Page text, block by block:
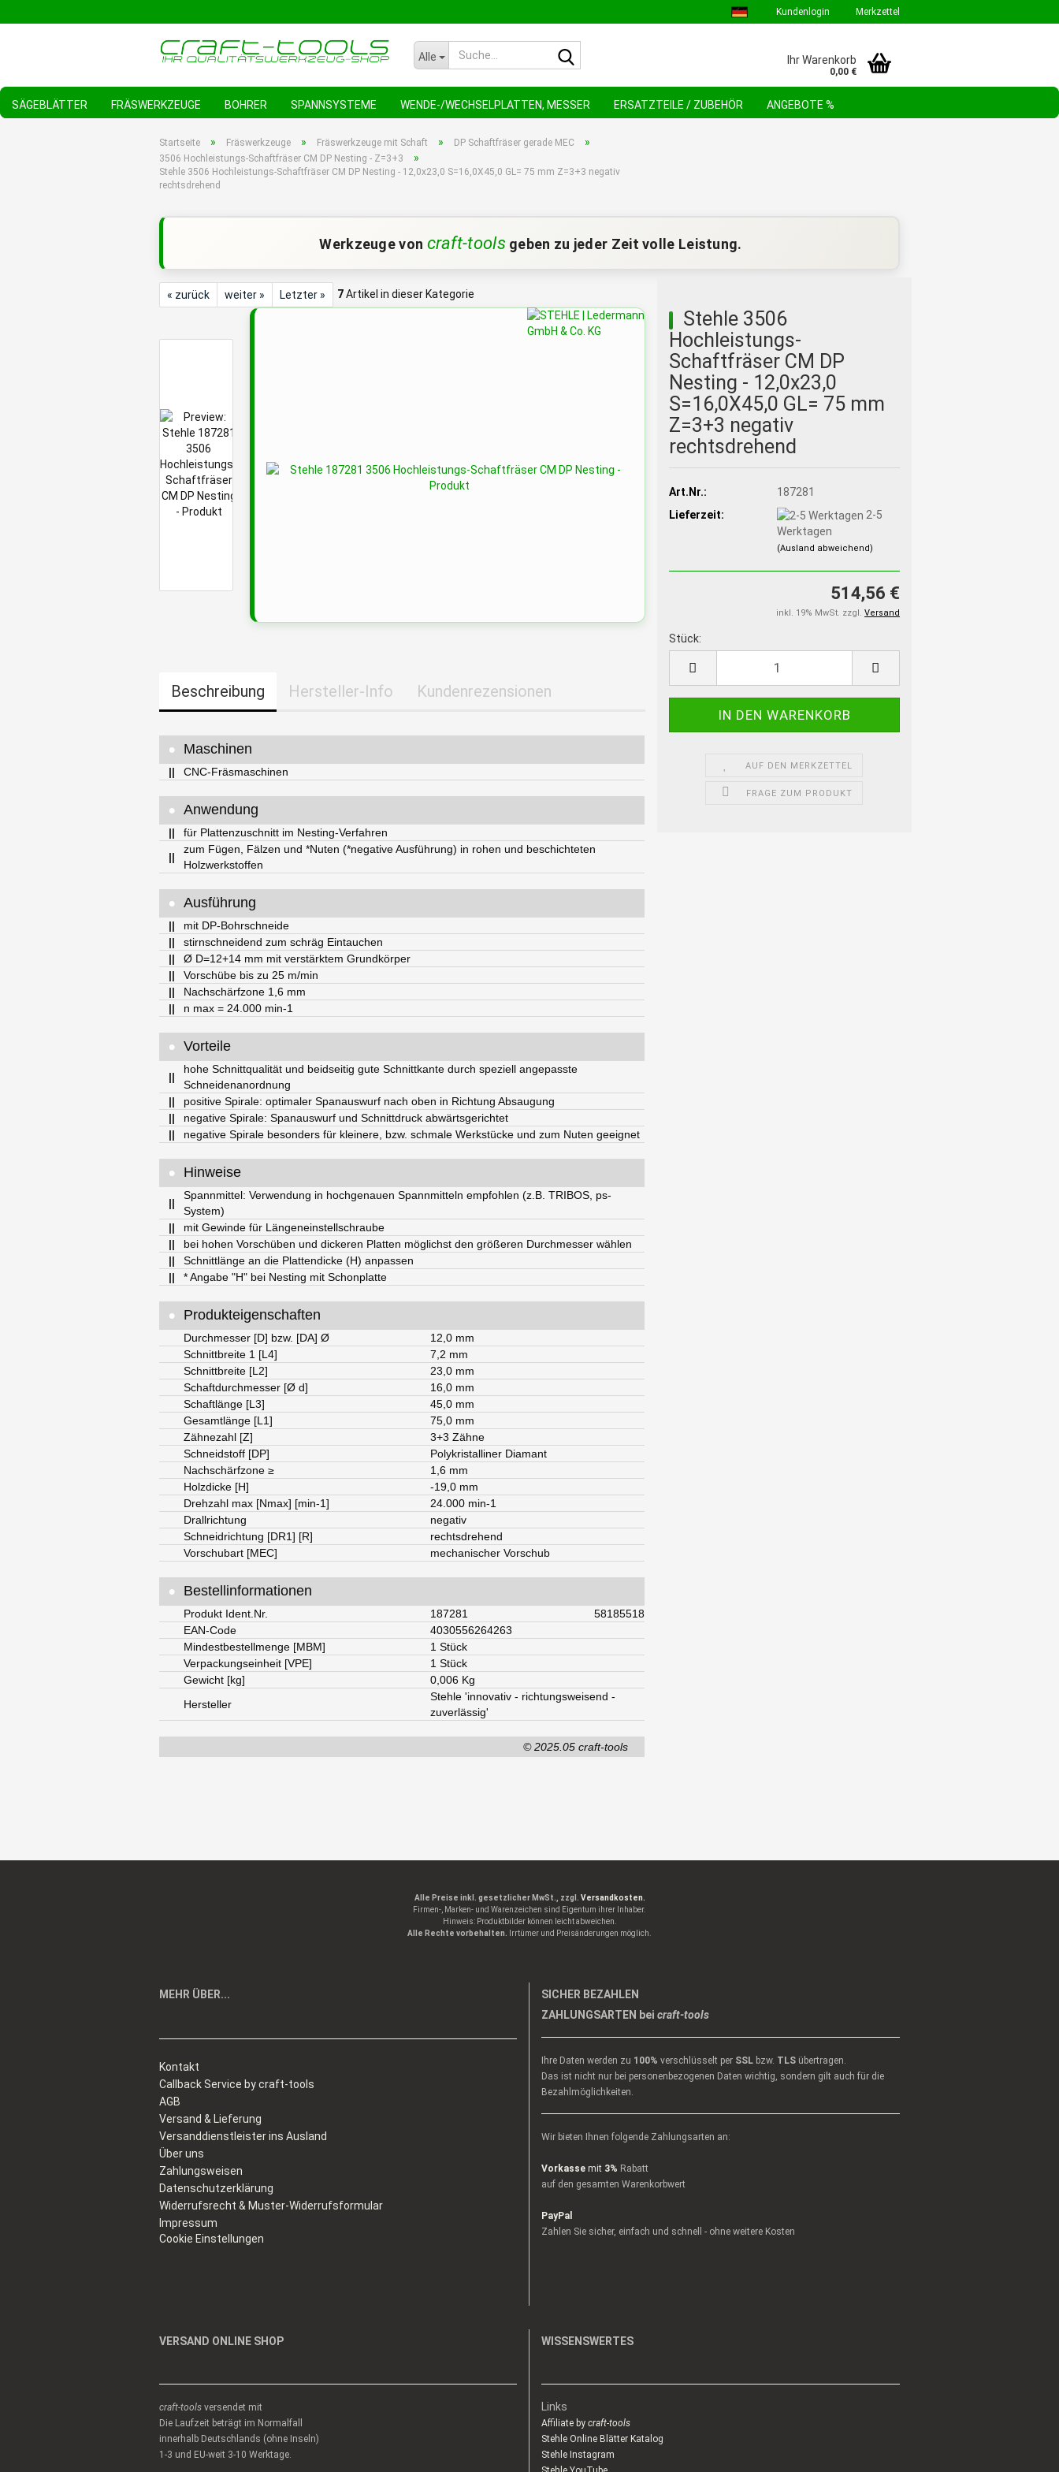
Kundenlogin Merkzettel
Alle
Ihr Warenkorb
0,00 €
SÄGEBLÄTTER FRÄSWERKZEUGE BOHRER SPANNSYSTEME WENDE-/WECHSELPLATTEN, MESSER ERSATZTEILE / ZUBEHÖR ANGEBOTE %
Startseite » Fräswerkzeuge » Fräswerkzeuge mit Schaft » DP Schaftfräser gerade MEC »
3506 Hochleistungs-Schaftfräser CM DP Nesting - Z=3+3 »
Stehle 3506 Hochleistungs-Schaftfräser CM DP Nesting - 12,0x23,0 S=16,0X45,0 GL= 75 mm Z=3+3 negativ
rechtsdrehend
Werkzeuge von craft-tools geben zu jeder Zeit volle Leistung.
« zurück weiter » Letzter » 7Artikel in dieser Kategorie
Stehle 3506
Hochleistungs-
Schaftfräser CM DP
Nesting - 12,0x23,0
S=16,0X45,0 GL= 75 mm
Z=3+3 negativ
rechtsdrehend
Art.Nr.:
187281
Lieferzeit:
2-5
Werktagen
(Ausland abweichend)
514,56 €
inkl. 19% MwSt. zzgl. Versand
Stück:
Stück
AUF DEN MERKZETTEL
FRAGE ZUM PRODUKT
Beschreibung Hersteller-Info Kundenrezensionen
• Maschinen
|| CNC-Fräsmaschinen
• Anwendung
||
für Plattenzuschnitt im Nesting-Verfahren
||
zum Fügen, Fälzen und *Nuten (*negative Ausführung) in rohen und beschichteten
Holzwerkstoffen
• Ausführung
||
mit DP-Bohrschneide
||
stirnschneidend zum schräg Eintauchen
||
Ø D=12+14 mm mit verstärktem Grundkörper
||
Vorschübe bis zu 25 m/min
||
Nachschärfzone 1,6 mm
||
n max = 24.000 min-1
• Vorteile
||
hohe Schnittqualität und beidseitig gute Schnittkante durch speziell angepasste
Schneidenanordnung
||
positive Spirale: optimaler Spanauswurf nach oben in Richtung Absaugung
||
negative Spirale: Spanauswurf und Schnittdruck abwärtsgerichtet
||
negative Spirale besonders für kleinere, bzw. schmale Werkstücke und zum Nuten geeignet
• Hinweise
||
Spannmittel: Verwendung in hochgenauen Spannmitteln empfohlen (z.B. TRIBOS, ps-
System)
||
mit Gewinde für Längeneinstellschraube
||
bei hohen Vorschüben und dickeren Platten möglichst den größeren Durchmesser wählen
||
Schnittlänge an die Plattendicke (H) anpassen
||
* Angabe "H" bei Nesting mit Schonplatte
• Produkteigenschaften
Durchmesser [D] bzw. [DA] Ø
12,0 mm
Schnittbreite 1 [L4]
7,2 mm
Schnittbreite [L2]
23,0 mm
Schaftdurchmesser [Ø d]
16,0 mm
Schaftlänge [L3]
45,0 mm
Gesamtlänge [L1]
75,0 mm
Zähnezahl [Z]
3+3 Zähne
Schneidstoff [DP]
Polykristalliner Diamant
Nachschärfzone ≥
1,6 mm
Holzdicke [H]
-19,0 mm
Drehzahl max [Nmax] [min-1]
24.000 min-1
Drallrichtung
negativ
Schneidrichtung [DR1] [R]
rechtsdrehend
Vorschubart [MEC]
mechanischer Vorschub
• Bestellinformationen
Produkt Ident.Nr. 187281
58185518
EAN-Code
4030556264263
Mindestbestellmenge [MBM]
1 Stück
Verpackungseinheit [VPE]
1 Stück
Gewicht [kg]
0,006 Kg
Hersteller
Stehle 'innovativ - richtungsweisend -
zuverlässig'
© 2025.05 craft-tools
Alle Preise inkl. gesetzlicher MwSt., zzgl. Versandkosten.
Firmen-, Marken- und Warenzeichen sind Eigentum ihrer Inhaber.
Hinweis: Produktbilder können leicht abweichen.
Alle Rechte vorbehalten.
Irrtümer und Preisänderungen möglich.
MEHR ÜBER...
Kontakt
Callback Service by craft-tools
AGB
Versand & Lieferung
Versanddienstleister ins Ausland
Über uns
Zahlungsweisen
Datenschutzerklärung
Widerrufsrecht & Muster-Widerrufsformular
Impressum
Cookie Einstellungen
SICHER BEZAHLEN
ZAHLUNGSARTEN bei craft-tools
Ihre Daten werden zu 100% verschlüsselt per SSL bzw. TLS übertragen.
Das ist nicht nur bei personenbezogenen Daten wichtig, sondern gilt auch für die
Bezahlmöglichkeiten.
Wir bieten Ihnen folgende Zahlungsarten an:
Vorkasse mit 3% Rabatt
auf den gesamten Warenkorbwert
PayPal
Zahlen Sie sicher, einfach und schnell - ohne weitere Kosten
VERSAND ONLINE SHOP
craft-tools versendet mit
Die Laufzeit beträgt im Normalfall
innerhalb Deutschlands (ohne Inseln)
1-3 und EU-weit 3-10 Werktage.
WISSENSWERTES
Links
Affiliate by craft-tools
Stehle Online Blätter Katalog
Stehle Instagram